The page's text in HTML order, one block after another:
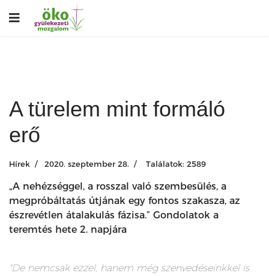
A türelem mint formáló
erő
Hírek 2020. szeptember 28. Találatok: 2589
„A nehézséggel, a rosszal való szembesülés, a
megpróbáltatás útjának egy fontos szakasza, az
észrevétlen átalakulás fázisa.” Gondolatok a
teremtés hete 2. napjára
"De nemcsak ezzel, hanem még szenvedéseinkkel is